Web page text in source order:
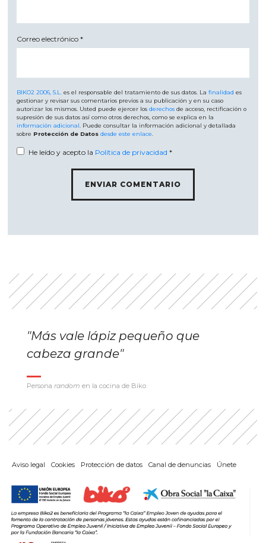
Correo electrónico*
BIKO2 2006, S.L. es el responsable del tratamiento de sus datos. Lafinalidad es
gestionar y revisar sus comentarios previos a su publicación y en su caso
autorizar los mismos. Usted puede ejercer losderechos de acceso, rectificación o
supresión de sus datos así como otros derechos, como se explica en la
información adicional. Puede consultar la información adicional y detallada
sobre Protección de Datos desde este enlace.
He leído y acepto la Política de privacidad *
"Más vale lápiz pequeño que
cabeza grande"
Persona random en la cocina de Biko
Aviso legal Cookies Protección de datos Canal de denuncias Únete